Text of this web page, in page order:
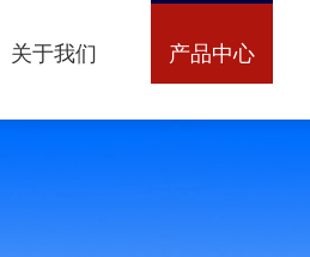
关于我们 产品中心